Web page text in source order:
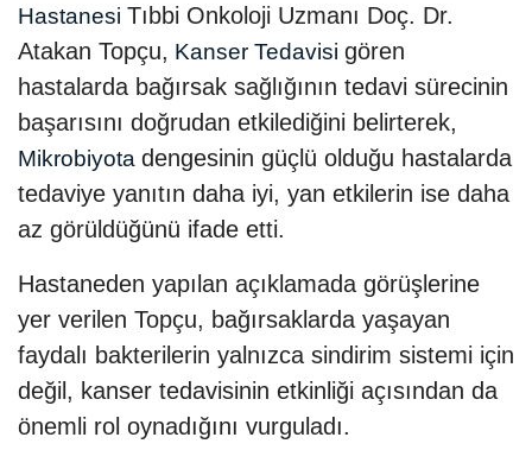
Hastanesi Tıbbi Onkoloji Uzmanı Doç. Dr.
Atakan Topçu, Kanser Tedavisi gören
hastalarda bağırsak sağlığının tedavi sürecinin
başarısını doğrudan etkilediğini belirterek,
Mikrobiyota dengesinin güçlü olduğu hastalarda
tedaviye yanıtın daha iyi, yan etkilerin ise daha
az görüldüğünü ifade etti.
Hastaneden yapılan açıklamada görüşlerine
yer verilen Topçu, bağırsaklarda yaşayan
faydalı bakterilerin yalnızca sindirim sistemi için
değil, kanser tedavisinin etkinliği açısından da
önemli rol oynadığını vurguladı.